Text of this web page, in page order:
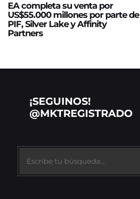
EA completa su venta por
US$55.000 millones por parte de
PIF, Silver Lake y Affinity
Partners
¡SEGUINOS!
@MKTREGISTRADO